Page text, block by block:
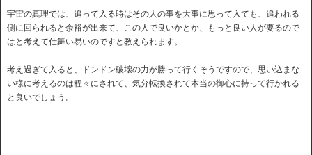
宇宙の真理では、追って入る時はその人の事を大事に思って入ても、追われる
側に回られると余裕が出来て、この人で良いかとか、もっと良い人が要るので
はと考えて仕舞い易いのですと教えられます。
考え過ぎて入ると、ドンドン破壊の力が勝って行くそうですので、思い込まな
い様に考えるのは程々にされて、気分転換されて本当の御心に持って行かれる
と良いでしょう。